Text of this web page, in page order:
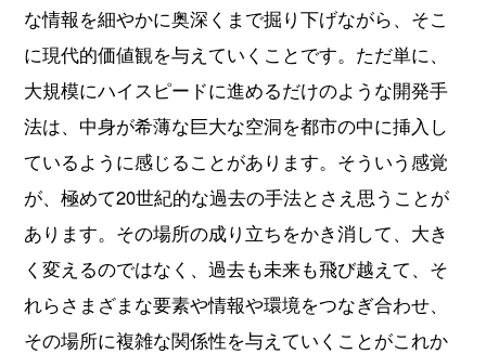
な情報を細やかに奥深くまで掘り下げながら、そこ
に現代的価値観を与えていくことです。ただ単に、
大規模にハイスピードに進めるだけのような開発手
法は、中身が希薄な巨大な空洞を都市の中に挿入し
ているように感じることがあります。そういう感覚
が、極めて20世紀的な過去の手法とさえ思うことが
あります。その場所の成り立ちをかき消して、大き
く変えるのではなく、過去も未来も飛び越えて、そ
れらさまざまな要素や情報や環境をつなぎ合わせ、
その場所に複雑な関係性を与えていくことがこれか